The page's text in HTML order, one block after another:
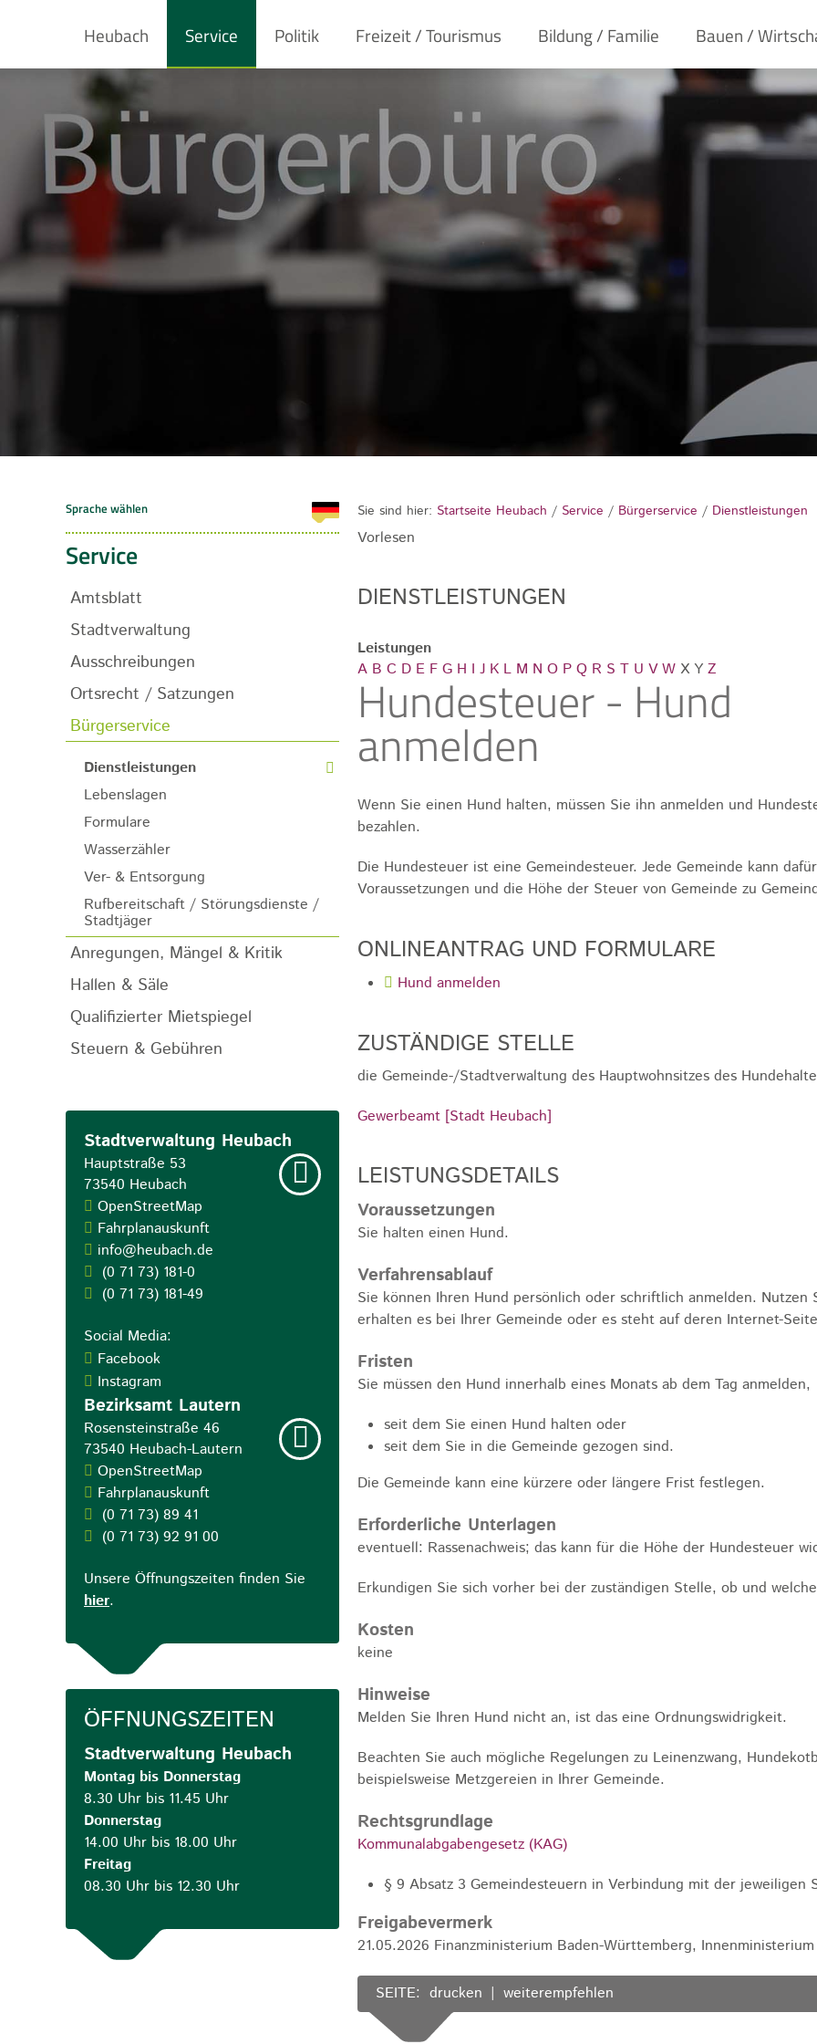
Heubach Service Politik Freizeit / Tourismus Bildung / Familie Bauen /
Sie sind hier: Startseite Heubach / Service / Bürgerservice / Dienstleistungen
Vorlesen
DIENSTLEISTUNGEN
Leistungen
A B C D E F G H I J K L M N O P Q R S T U V W X Y Z
Hundesteuer - Hund
anmelden
Wenn Sie einen Hund halten, müssen Sie ihn anmelden und
bezahlen.
Die Hundesteuer ist eine Gemeindesteuer. Jede Gemeinde kann
Voraussetzungen und die Höhe der Steuer von Gemeinde zu
ONLINEANTRAG UND FORMULARE
Hund anmelden
ZUSTÄNDIGE STELLE
die Gemeinde-/Stadtverwaltung des Hauptwohnsitzes des
Gewerbeamt [Stadt Heubach]
LEISTUNGSDETAILS
Voraussetzungen
Sie halten einen Hund.
Verfahrensablauf
Sie können Ihren Hund persönlich oder schriftlich anmelden. Nutzen
erhalten es bei Ihrer Gemeinde oder es steht auf deren Internet-
Fristen
Sie müssen den Hund innerhalb eines Monats ab dem Tag anmelden,
seit dem Sie einen Hund halten oder
seit dem Sie in die Gemeinde gezogen sind.
Die Gemeinde kann eine kürzere oder längere Frist festlegen.
Erforderliche Unterlagen
eventuell: Rassenachweis; das kann für die Höhe der Hundesteuer
Erkundigen Sie sich vorher bei der zuständigen Stelle, ob und
Kosten
keine
Hinweise
Melden Sie Ihren Hund nicht an, ist das eine Ordnungswidrigkeit.
Beachten Sie auch mögliche Regelungen zu Leinenzwang,
beispielsweise Metzgereien in Ihrer Gemeinde.
Rechtsgrundlage
Kommunalabgabengesetz (KAG)
§ 9 Absatz 3 Gemeindesteuern in Verbindung mit der jeweiligen
Freigabevermerk
21.05.2026 Finanzministerium Baden-Württemberg,
SEITE: drucken weiterempfehlen
Service
Amtsblatt
Stadtverwaltung
Ausschreibungen
Ortsrecht / Satzungen
Bürgerservice
Dienstleistungen
Lebenslagen
Formulare
Wasserzähler
Ver- & Entsorgung
Rufbereitschaft / Störungsdienste /
Stadtjäger
Anregungen, Mängel & Kritik
Hallen & Säle
Qualifizierter Mietspiegel
Steuern & Gebühren
Stadtverwaltung Heubach
Hauptstraße 53
73540 Heubach
OpenStreetMap
Fahrplanauskunft
info@heubach.de
(0 71 73) 181-0
(0 71 73) 181-49
Social Media:
Facebook
Instagram
Bezirksamt Lautern
Rosensteinstraße 46
73540 Heubach-Lautern
OpenStreetMap
Fahrplanauskunft
(0 71 73) 89 41
(0 71 73) 92 91 00
Unsere Öffnungszeiten finden Sie
hier.
ÖFFNUNGSZEITEN
Stadtverwaltung Heubach
Montag bis Donnerstag
8.30 Uhr bis 11.45 Uhr
Donnerstag
14.00 Uhr bis 18.00 Uhr
Freitag
08.30 Uhr bis 12.30 Uhr